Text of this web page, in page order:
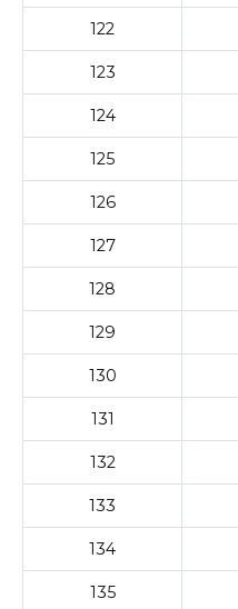
122
123
124
125
126
127
128
129
130
131
132
133
134
135